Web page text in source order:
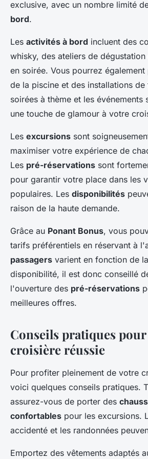
exclusive, avec un nombre limité
bord.
Les activités à bord incluent des
whisky, des ateliers de
en soirée. Vous pourrez
de la piscine et des installations de
soirées à thème et les événements
une touche de glamour à votre
Les excursions sont
maximiser votre expérience de
Les pré-réservations sont
pour garantir votre place dans les
populaires. Les disponibilités
raison de la haute demande.
Grâce au Ponant Bonus, vous
tarifs préférentiels en réservant à
passagers varient en fonction de
disponibilité, il est donc conseillé
l'ouverture des pré-réservations
meilleures offres.
Conseils pratiques
croisière réussie
Pour profiter pleinement de votre
voici quelques conseils pratiques.
assurez-vous de porter des
confortables pour les excursions.
accidenté et les randonnées
Emportez des vêtements adaptés